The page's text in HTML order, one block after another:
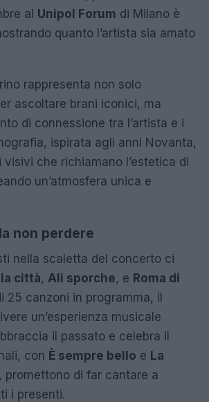
al Unipol Forum di Milano è
quanto l’artista sia amato
rappresenta non solo
ascoltare brani iconici, ma
di connessione tra l’artista e i
ispirata agli anni Novanta,
che richiamano l’estetica di
un’atmosfera unica e
non perdere
nella scaletta del concerto ci
città, Ali sporche, e Roma di
25 canzoni in programma, il
un’esperienza musicale
il passato e celebra il
con È sempre bello e La
, promettono di far cantare a
i presenti.